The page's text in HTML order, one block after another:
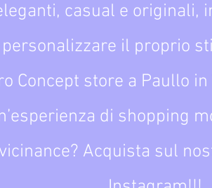
casual e originali,
il proprio
Concept store a Paullo
di shopping
Acquista sul